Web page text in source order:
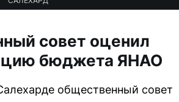
совет оценил
бюджета ЯНАО
общественный совет